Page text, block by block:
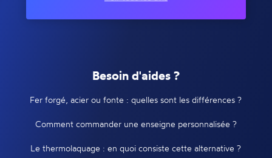
Besoin d'aides ?
Fer forgé, acier ou fonte : quelles sont les différences ?
Comment commander une enseigne personnalisée ?
Le thermolaquage : en quoi consiste cette alternative ?